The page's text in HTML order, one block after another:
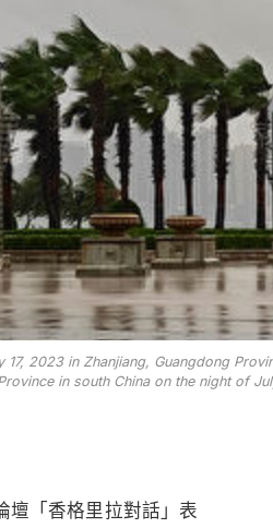
2023 in Zhanjiang, Guangdong
in south China on the night of
壇「香格里拉對話」表